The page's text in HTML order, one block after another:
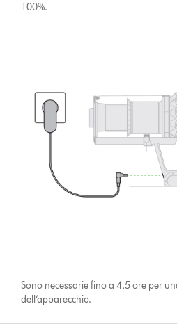
100%.
Sono necessarie fino a 4,5 ore per
dell’apparecchio.